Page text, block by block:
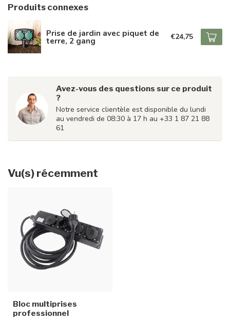
Produits connexes
Prise de jardin avec piquet de
terre, 2 gang €24,75
Avez-vous des questions sur ce produit
?
Notre service clientèle est disponible du lundi
au vendredi de 08:30 à 17 h au +33 1 87 21 88
61
Vu(s) récemment
Bloc multiprises
professionnel